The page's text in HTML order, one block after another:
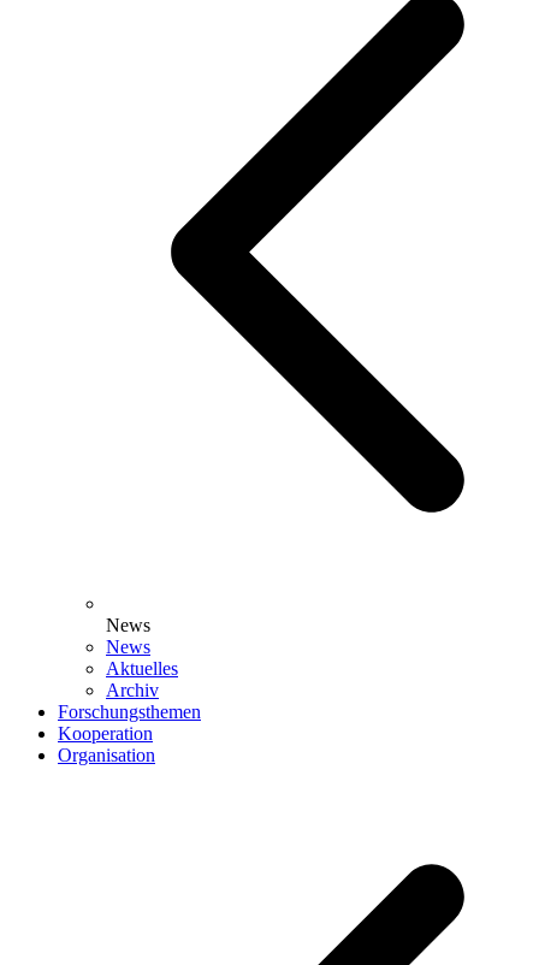
News
News
Aktuelles
Archiv
Forschungsthemen
Kooperation
Organisation